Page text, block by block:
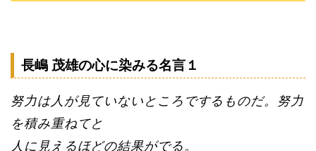
長嶋 茂雄の心に染みる名言１
努力は人が見ていないところでするものだ。努力
を積み重ねてと
人に見えるほどの結果がでる。